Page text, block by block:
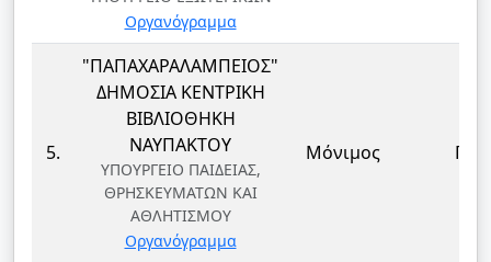
Οργανόγραμμα
5.
"ΠΑΠΑΧΑΡΑΛΑΜΠΕΙΟΣ"
ΔΗΜΟΣΙΑ ΚΕΝΤΡΙΚΗ
ΒΙΒΛΙΟΘΗΚΗ
ΝΑΥΠΑΚΤΟΥ
ΥΠΟΥΡΓΕΙΟ ΠΑΙΔΕΙΑΣ,
ΘΡΗΣΚΕΥΜΑΤΩΝ ΚΑΙ
ΑΘΛΗΤΙΣΜΟΥ
Οργανόγραμμα
Μόνιμος ΠΕ